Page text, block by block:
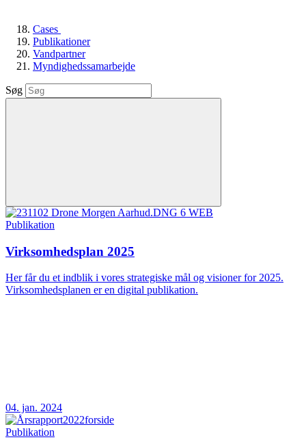
Cases
Publikationer
Vandpartner
Myndighedssamarbejde
Søg
Publikation
Virksomhedsplan 2025
Her får du et indblik i vores strategiske mål og visioner for 2025.
Virksomhedsplanen er en digital publikation.
04. jan. 2024
Publikation